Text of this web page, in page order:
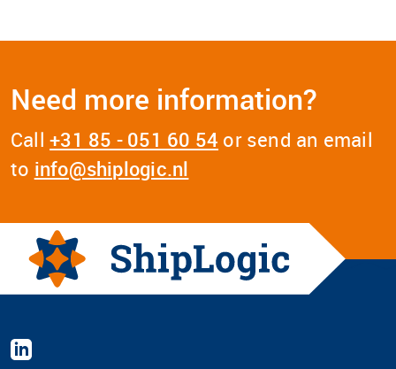
Need more information?
Call+31 85 - 051 60 54 or send an email
to info@shiplogic.nl